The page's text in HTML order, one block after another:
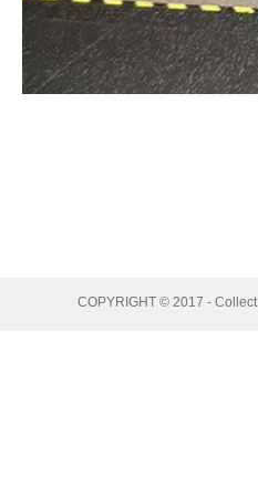
COPYRIGHT © 2017 -